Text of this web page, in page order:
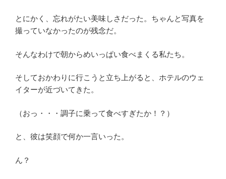
とにかく、忘れがたい美味しさだった。ちゃんと写真を
撮っていなかったのが残念だ。
そんなわけで朝からめいっぱい食べまくる私たち。
そしておかわりに行こうと立ち上がると、ホテルのウェ
イターが近づいてきた。
（おっ・・・調子に乗って食べすぎたか！？）
と、彼は笑顔で何か一言いった。
ん？